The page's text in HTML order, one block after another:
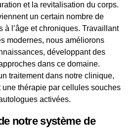
et la revitalisation du corps.
un certain nombre de
à l’âge et chroniques. Travaillant
modernes, nous améliorons
développant des
dans ce domaine.
traitement dans notre clinique,
une thérapie par cellules souches
activées.
notre système de